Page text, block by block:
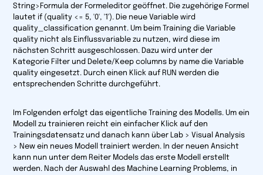
String> Formula der Formeleditor geöffnet. Die zugehörige Formel
lautet if (quality <= 5, '0', '1'). Die neue Variable wird
quality_classification genannt. Um beim Training die Variable
quality nicht als Einflussvariable zu nutzen, wird diese im
nächsten Schritt ausgeschlossen. Dazu wird unter der
Kategorie Filter und Delete/Keep columns by name die Variable
quality eingesetzt. Durch einen Klick auf RUN werden die
entsprechenden Schritte durchgeführt.
Im Folgenden erfolgt das eigentliche Training des Modells. Um ein
Modell zu trainieren reicht ein einfacher Klick auf den
Trainingsdatensatz und danach kann über
Lab > Visual Analysis
> New ein neues Modell trainiert werden. In der neuen Ansicht
kann nun unter dem Reiter Models das erste Modell erstellt
werden. Nach der Auswahl des Machine Learning Problems, in